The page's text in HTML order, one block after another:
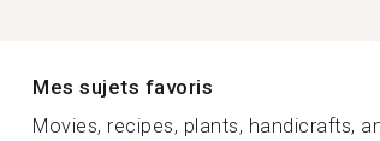
Mes sujets favoris
Movies, recipes, plants, handicrafts,